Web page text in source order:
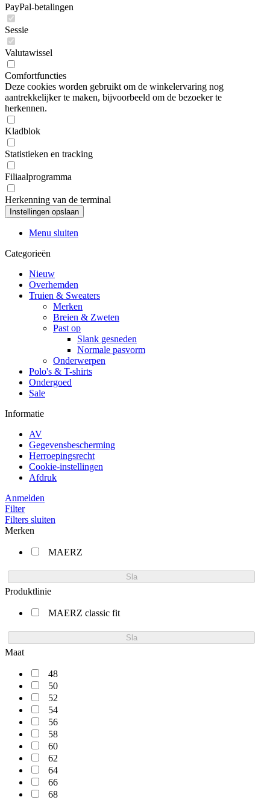
PayPal-betalingen
Sessie
Valutawissel
Comfortfuncties
Deze cookies worden gebruikt om de winkelervaring nog
aantrekkelijker te maken, bijvoorbeeld om de bezoeker te
herkennen.
Kladblok
Statistieken en tracking
Filiaalprogramma
Herkenning van de terminal
Menu sluiten
Categorieën
Nieuw
Overhemden
Truien & Sweaters
Merken
Breien & Zweten
Past op
Slank gesneden
Normale pasvorm
Onderwerpen
Polo's & T-shirts
Ondergoed
Sale
Informatie
AV
Gegevensbescherming
Herroepingsrecht
Cookie-instellingen
Afdruk
Anmelden
Filter
Filters sluiten
Merken
MAERZ
Sla
Produktlinie
MAERZ classic fit
Sla
Maat
48
50
52
54
56
58
60
62
64
66
68